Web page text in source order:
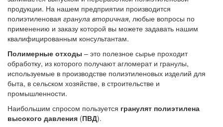
продукции. На нашем предприятии производится
полиэтиленовая гранула вторичная, любые вопросы по
применению и заказу которой вы можете задавать нашим
квалифицированным консультантам.
Полимерные отходы – это полезное сырье проходит
обработку, из которого получают агломерат и гранулы,
используемые в производстве полиэтиленовых изделий для
быта, в сельском хозяйстве, в строительстве и
промышленности.
Наибольшим спросом пользуется гранулят полиэтилена
высокого давления (ПВД).